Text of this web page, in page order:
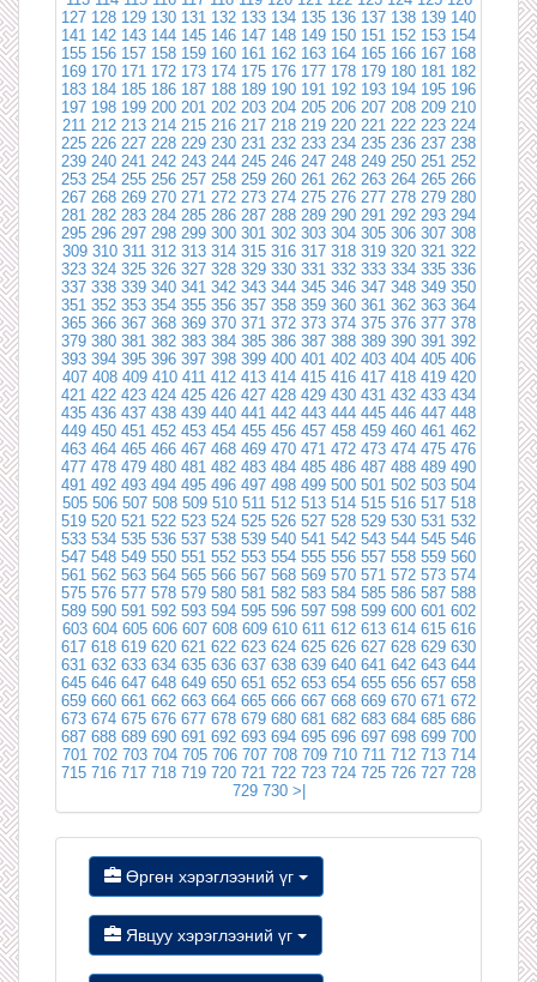
127 128 129 130 131 132 133 134 135 136 137 138 139 140
141 142 143 144 145 146 147 148 149 150 151 152 153 154
155 156 157 158 159 160 161 162 163 164 165 166 167 168
169 170 171 172 173 174 175 176 177 178 179 180 181 182
183 184 185 186 187 188 189 190 191 192 193 194 195 196
197 198 199 200 201 202 203 204 205 206 207 208 209 210
211 212 213 214 215 216 217 218 219 220 221 222 223 224
225 226 227 228 229 230 231 232 233 234 235 236 237 238
239 240 241 242 243 244 245 246 247 248 249 250 251 252
253 254 255 256 257 258 259 260 261 262 263 264 265 266
267 268 269 270 271 272 273 274 275 276 277 278 279 280
281 282 283 284 285 286 287 288 289 290 291 292 293 294
295 296 297 298 299 300 301 302 303 304 305 306 307 308
309 310 311 312 313 314 315 316 317 318 319 320 321 322
323 324 325 326 327 328 329 330 331 332 333 334 335 336
337 338 339 340 341 342 343 344 345 346 347 348 349 350
351 352 353 354 355 356 357 358 359 360 361 362 363 364
365 366 367 368 369 370 371 372 373 374 375 376 377 378
379 380 381 382 383 384 385 386 387 388 389 390 391 392
393 394 395 396 397 398 399 400 401 402 403 404 405 406
407 408 409 410 411 412 413 414 415 416 417 418 419 420
421 422 423 424 425 426 427 428 429 430 431 432 433 434
435 436 437 438 439 440 441 442 443 444 445 446 447 448
449 450 451 452 453 454 455 456 457 458 459 460 461 462
463 464 465 466 467 468 469 470 471 472 473 474 475 476
477 478 479 480 481 482 483 484 485 486 487 488 489 490
491 492 493 494 495 496 497 498 499 500 501 502 503 504
505 506 507 508 509 510 511 512 513 514 515 516 517 518
519 520 521 522 523 524 525 526 527 528 529 530 531 532
533 534 535 536 537 538 539 540 541 542 543 544 545 546
547 548 549 550 551 552 553 554 555 556 557 558 559 560
561 562 563 564 565 566 567 568 569 570 571 572 573 574
575 576 577 578 579 580 581 582 583 584 585 586 587 588
589 590 591 592 593 594 595 596 597 598 599 600 601 602
603 604 605 606 607 608 609 610 611 612 613 614 615 616
617 618 619 620 621 622 623 624 625 626 627 628 629 630
631 632 633 634 635 636 637 638 639 640 641 642 643 644
645 646 647 648 649 650 651 652 653 654 655 656 657 658
659 660 661 662 663 664 665 666 667 668 669 670 671 672
673 674 675 676 677 678 679 680 681 682 683 684 685 686
687 688 689 690 691 692 693 694 695 696 697 698 699 700
701 702 703 704 705 706 707 708 709 710 711 712 713 714
715 716 717 718 719 720 721 722 723 724 725 726 727 728
729 730 >|
Өргөн хэрэглээний үг
Явцуу хэрэглээний үг